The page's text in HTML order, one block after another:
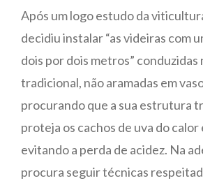
Após um logo estudo da
decidiu instalar “as videiras com
dois por dois metros” conduzidas
tradicional, não aramadas em
procurando que a sua estrutura
proteja os cachos de uva do calor
evitando a perda de acidez. Na
procura seguir técnicas